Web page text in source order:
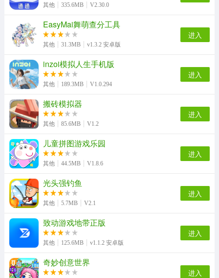
其他 335.6MB V2.30.0
EasyMai舞萌查分工具
其他 31.3MB v1.3.2 安卓版
进入
inzoi模拟人生手机版
其他 189.3MB V1.0.294
进入
搬砖模拟器
其他 85.6MB V1.2
进入
儿童拼图游戏乐园
其他 44.5MB V1.8.6
进入
光头强钓鱼
其他 5.7MB V2.1
进入
致动游戏地带正版
其他 125.6MB v1.1.2 安卓版
进入
奇妙创意世界
进入